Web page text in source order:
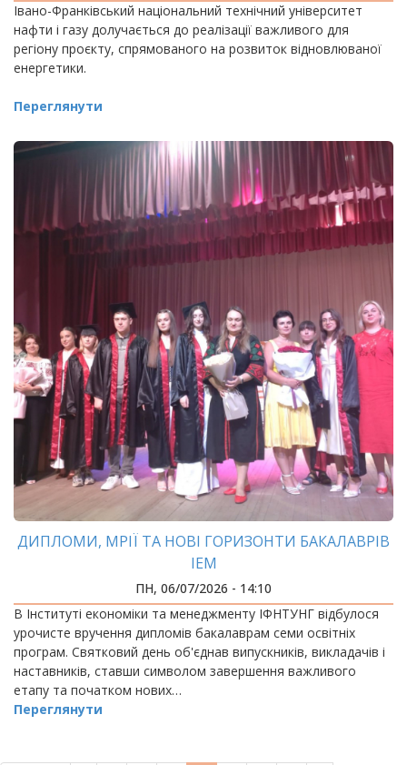
Івано-Франківський національний технічний університет
нафти і газу долучається до реалізації важливого для
регіону проєкту, спрямованого на розвиток відновлюваної
енергетики.
Переглянути
ДИПЛОМИ, МРІЇ ТА НОВІ ГОРИЗОНТИ БАКАЛАВРІВ
ІЕМ
ПН, 06/07/2026 - 14:10
В Інституті економіки та менеджменту ІФНТУНГ відбулося
урочисте вручення дипломів бакалаврам семи освітніх
програм. Святковий день об'єднав випускників, викладачів і
наставників, ставши символом завершення важливого
етапу та початком нових…
Переглянути